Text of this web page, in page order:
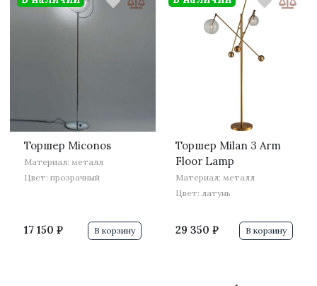
··
Торшер Miconos
Материал: металл
Цвет: прозрачный
17 150 ₽ В корзину
Торшер Milan 3 Arm
Floor Lamp
Материал: металл
Цвет: латунь
29 350 ₽ В корзину